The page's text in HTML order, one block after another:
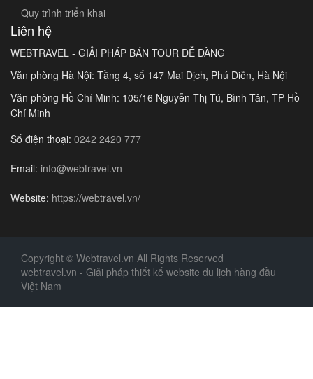
Quy trình triển khai
Liên hệ
WEBTRAVEL - GIẢI PHÁP BÁN TOUR DỄ DÀNG
Văn phòng Hà Nội: Tầng 4, số 147 Mai Dịch, Phú Diễn, Hà Nội
Văn phòng Hồ Chí Minh: 105/16 Nguyễn Thị Tú, Bình Tân, TP Hồ
Chí Minh
Số điện thoại: 0242 2420 777
Email: info@webtravel.vn
Website: https://webtravel.vn/
Copyright © Webtravel.vn All Rights Reserved
webtravel.vn - Giải pháp thiết kế website du lịch hàng đầu
Việt Nam